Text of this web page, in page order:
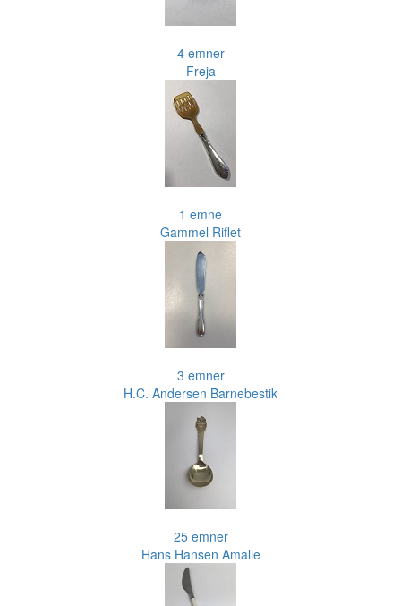
4 emner
Freja
1 emne
Gammel Riflet
3 emner
H.C. Andersen Barnebestik
25 emner
Hans Hansen Amalie